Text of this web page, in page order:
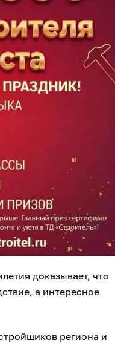
доказывает, что
а интересное
региона и